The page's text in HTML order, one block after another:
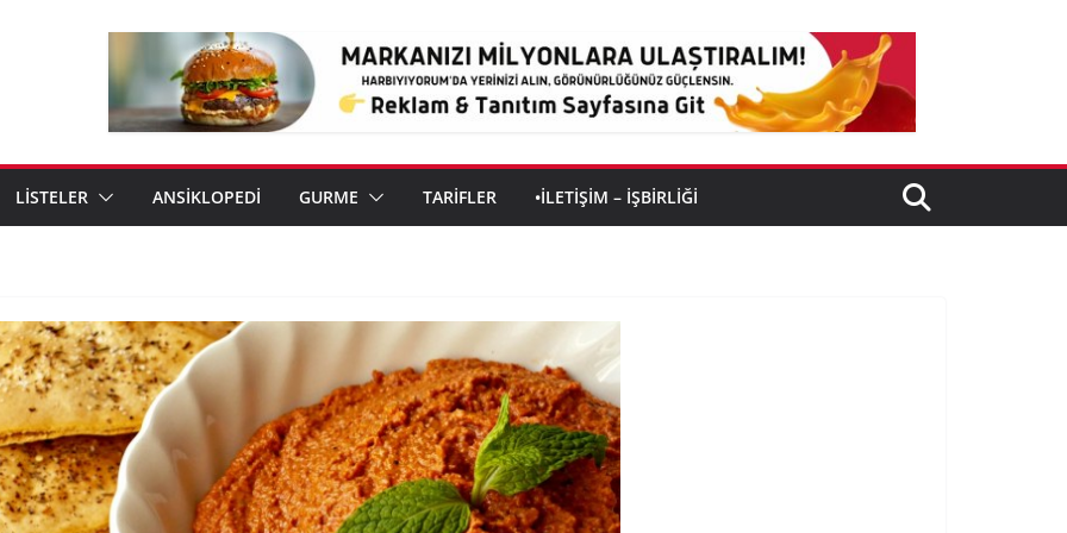
LİSTELER ANSİKLOPEDİ GURME TARİFLER •İLETIŞIM – İŞBIRLIĞI